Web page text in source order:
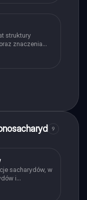
struktury
znaczenia
różne formy
9
sacharydów, w
i
fruktoza,
oraz ich